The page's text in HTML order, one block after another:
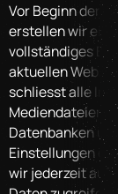
Vor Beginn der
erstellen wir ein
vollständiges
aktuellen
schliesst alle
Mediendateien,
Datenbanken
Einstellungen
wir jederzeit auf